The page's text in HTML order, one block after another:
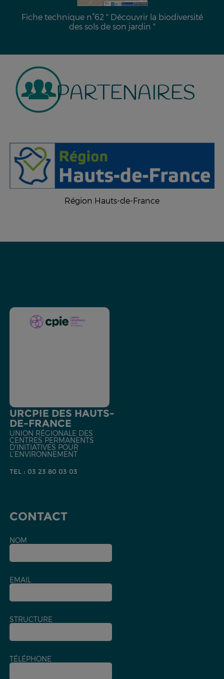
Fiche technique n°62 " Découvrir la biodiversité
des sols de son jardin "
PARTENAIRES
Région Hauts-de-France
URCPIE DES HAUTS-
DE-FRANCE
UNION RÉGIONALE DES
CENTRES PERMANENTS
D'INITIATIVES POUR
L'ENVIRONNEMENT
TEL : 03 23 80 03 03
CONTACT
NOM
EMAIL
STRUCTURE
TÉLÉPHONE